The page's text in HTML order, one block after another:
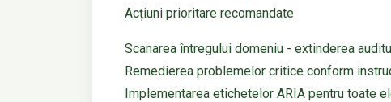
Acțiuni prioritare recomandate
Scanarea întregului domeniu - extinderea
Remedierea problemelor critice conform
Implementarea etichetelor ARIA pentru toate